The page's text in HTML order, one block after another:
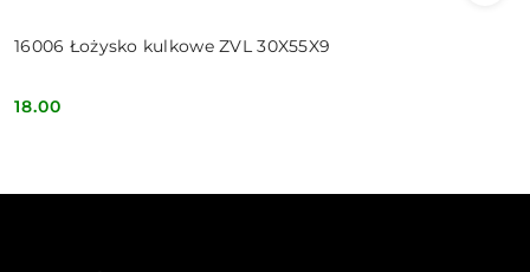
16006 Łożysko kulkowe ZVL 30X55X9
Cena:
18.00